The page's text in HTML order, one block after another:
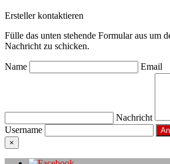
Ersteller kontaktieren
Fülle das unten stehende Formular aus um
Nachricht zu schicken.
Name Email
Nachricht
Username
×